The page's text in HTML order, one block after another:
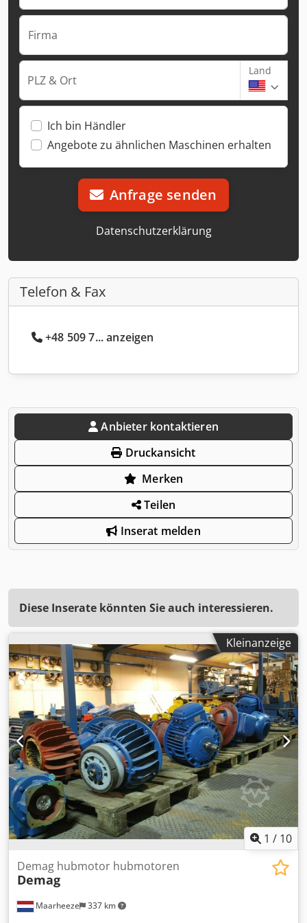
Firma
PLZ & Ort
Land
Ich bin Händler
Angebote zu ähnlichen Maschinen erhalten
Anfrage senden
Datenschutzerklärung
Telefon & Fax
+48 509 7... anzeigen
Anbieter kontaktieren
Druckansicht
Merken
Teilen
Inserat melden
Diese Inserate könnten Sie auch interessieren.
Kleinanzeige
1 / 10
Maarheeze 337 km
Demag hubmotor hubmotoren
Demag